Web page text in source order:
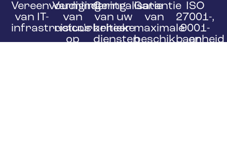
Vereenvoudiging
van IT-
infrastructuurbeheer
Vermindering
van
risico's
op
Centralisatie
van uw
kritieke
diensten
Garantie
van
maximale
beschikbaarheid
ISO
27001-,
9001-
en